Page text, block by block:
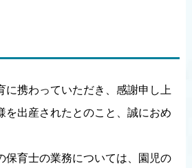
に携わっていただき、感謝申し上
を出産されたとのこと、誠におめ
保育士の業務については、園児の